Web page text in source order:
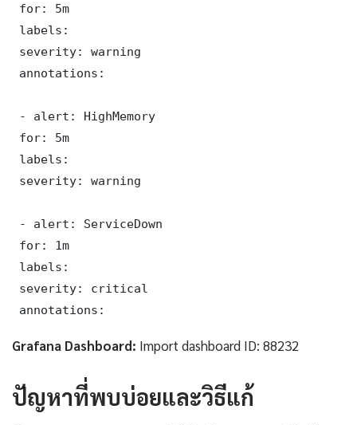
for: 5m
labels:
severity: warning
annotations:
- alert: HighMemory
for: 5m
labels:
severity: warning
- alert: ServiceDown
for: 1m
labels:
severity: critical
annotations:
Grafana Dashboard: Import dashboard ID: 88232
ปัญหาที่พบบ่อยและวิธีแก้